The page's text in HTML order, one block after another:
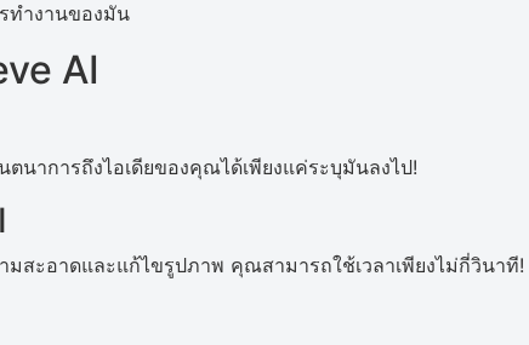
ทำงานของมัน
AI
นาการถึงไอเดียของคุณได้เพียงแค่ระบุมันลงไป!
มสะอาดและแก้ไขรูปภาพ คุณสามารถใช้เวลาเพียงไม่กี่วินาที!